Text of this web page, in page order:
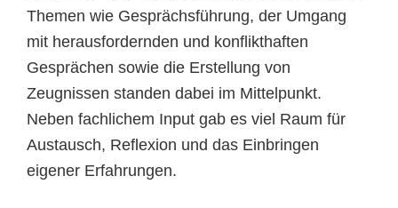
Themen wie Gesprächsführung, der Umgang
mit herausfordernden und konflikthaften
Gesprächen sowie die Erstellung von
Zeugnissen standen dabei im Mittelpunkt.
Neben fachlichem Input gab es viel Raum für
Austausch, Reflexion und das Einbringen
eigener Erfahrungen.